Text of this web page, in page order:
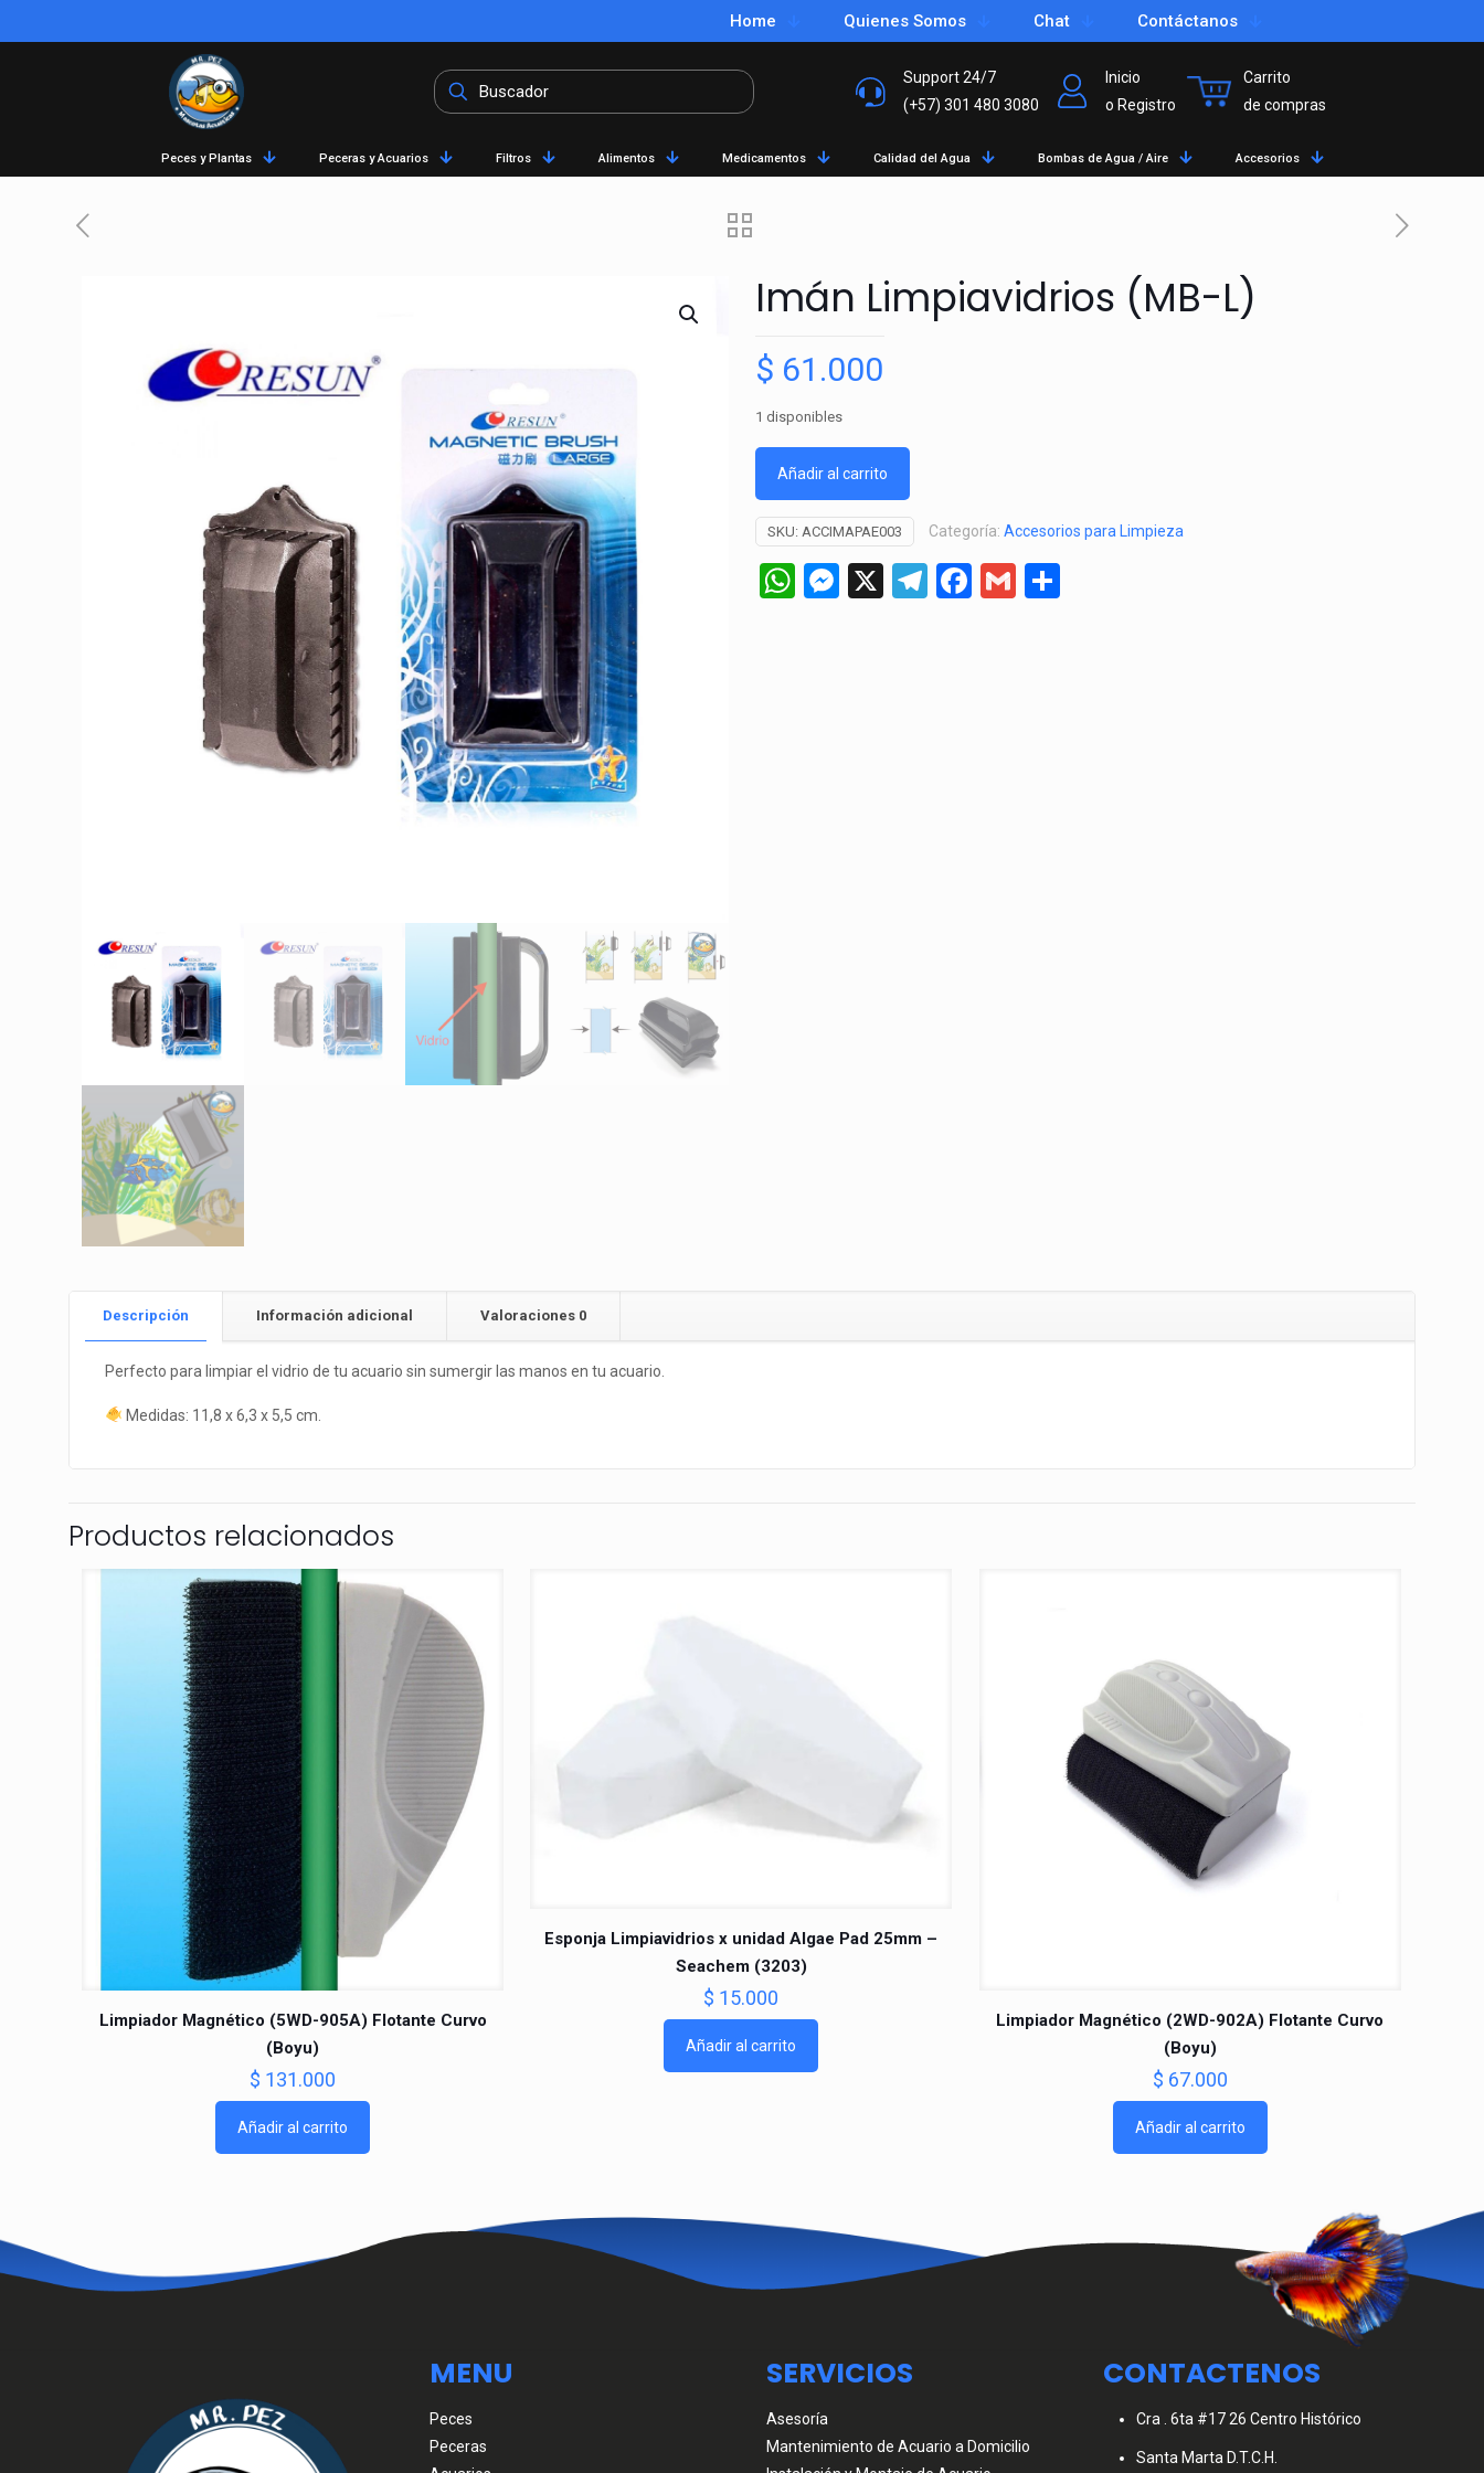
Home Quienes Somos Chat Contáctanos
Support 24/7
(+57) 301 480 3080
Inicio
o Registro
Carrito
de compras
Peces y Plantas Peceras y Acuarios Filtros Alimentos Medicamentos Calidad del Agua Bombas de Agua / Aire Accesorios
Imán Limpiavidrios (MB-L)
$ 61.000
1 disponibles
Añadir al carrito
SKU: ACCIMAPAE003 Categoría: Accesorios para Limpieza
WhatsApp
Messenger
X Telegram
Facebook
Gmail
Descripción Información adicional Valoraciones 0
Perfecto para limpiar el vidrio de tu acuario sin sumergir las manos en tu acuario.
Medidas: 11,8 x 6,3 x 5,5 cm.
Productos relacionados
Limpiador Magnético (5WD-905A) Flotante Curvo
(Boyu)
$ 131.000
Añadir al carrito
Esponja Limpiavidrios x unidad Algae Pad 25mm –
Seachem (3203)
$ 15.000
Añadir al carrito
Limpiador Magnético (2WD-902A) Flotante Curvo
(Boyu)
$ 67.000
Añadir al carrito
MENU
Peces
Peceras
SERVICIOS
Asesoría
Mantenimiento de Acuario a Domicilio
CONTACTENOS
Cra . 6ta #17 26 Centro Histórico
Santa Marta D.T.C.H.